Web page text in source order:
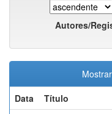
Autores/
Data
Título